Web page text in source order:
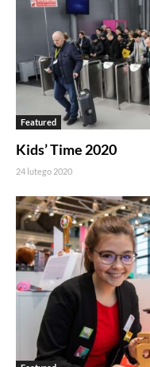
Featured
Kids’ Time 2020
24 lutego 2020